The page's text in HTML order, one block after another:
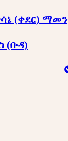
(ቀደር) ማመን
(ቡዳ)